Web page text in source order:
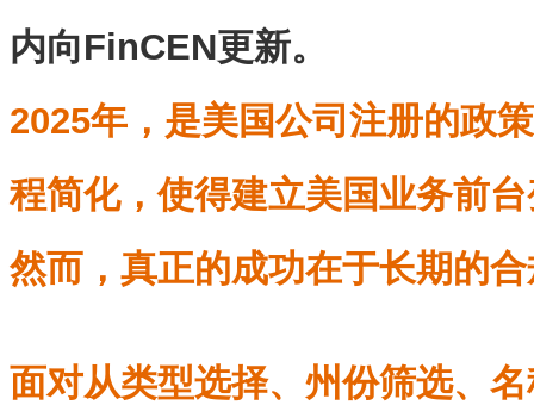
内向FinCEN更新。
2025年，是美国公司注册的政
程简化，使得建立美国业务前
然而，真正的成功在于长期的
面对从类型选择、州份筛选、